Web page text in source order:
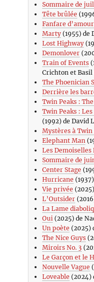
Sommaire de
Tête brûlée
Fanfare d’amour
Marty(1955) de
Lost Highway
Demonlover
Train of Events
Crichton et Basil
The Phoenician
Derrière les
Twin Peaks :
Twin Peaks :
(1992) de David
Mystères à Twin
Elephant Man
Les Demoiselles
Sommaire de
Center Stage
Hurricane
Vie privée
L’Outsider
La Lame
Oui(2025) de
Un poète (2025)
The Nice Guys
Miroirs No. 3
Le Garçon et le
Nouvelle Vague
Loveable (2024)